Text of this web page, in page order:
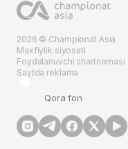
2026 © Championat.Asia
Maxfiylik siyosati
Foydalanuvchi shartnomasi
Saytda reklama
Qora fon